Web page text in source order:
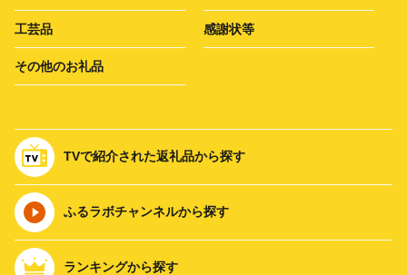
工芸品 感謝状等
その他のお礼品
TVで紹介された返礼品から探す
ふるラボチャンネルから探す
ランキングから探す